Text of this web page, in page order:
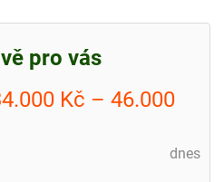
pro vás
Kč – 46.000
dnes